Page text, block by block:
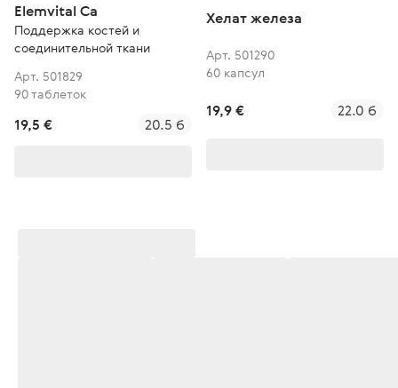
Elemvital Ca
Поддержка костей и
соединительной ткани
Арт. 501829
90 таблеток
19,5 € 20.5 б
Хелат железа
Арт. 501290
60 капсул
19,9 € 22.0 б